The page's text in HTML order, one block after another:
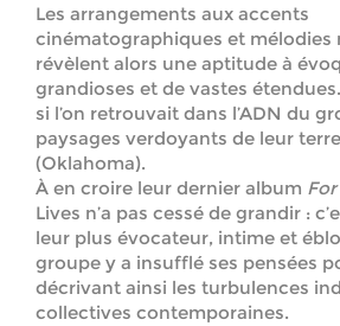
Les arrangements aux accents
cinématographiques et mélodies
révèlent alors une aptitude à
grandioses et de vastes
si l’on retrouvait dans l’ADN du
paysages verdoyants de leur
(Oklahoma).
À en croire leur dernier album
Lives n’a pas cessé de grandir :
leur plus évocateur, intime et
groupe y a insufflé ses pensées
décrivant ainsi les turbulences
collectives contemporaines.